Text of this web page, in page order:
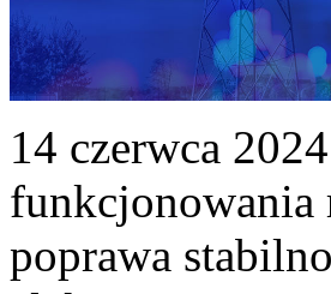
14 czerwca
funkcjonowania
poprawa